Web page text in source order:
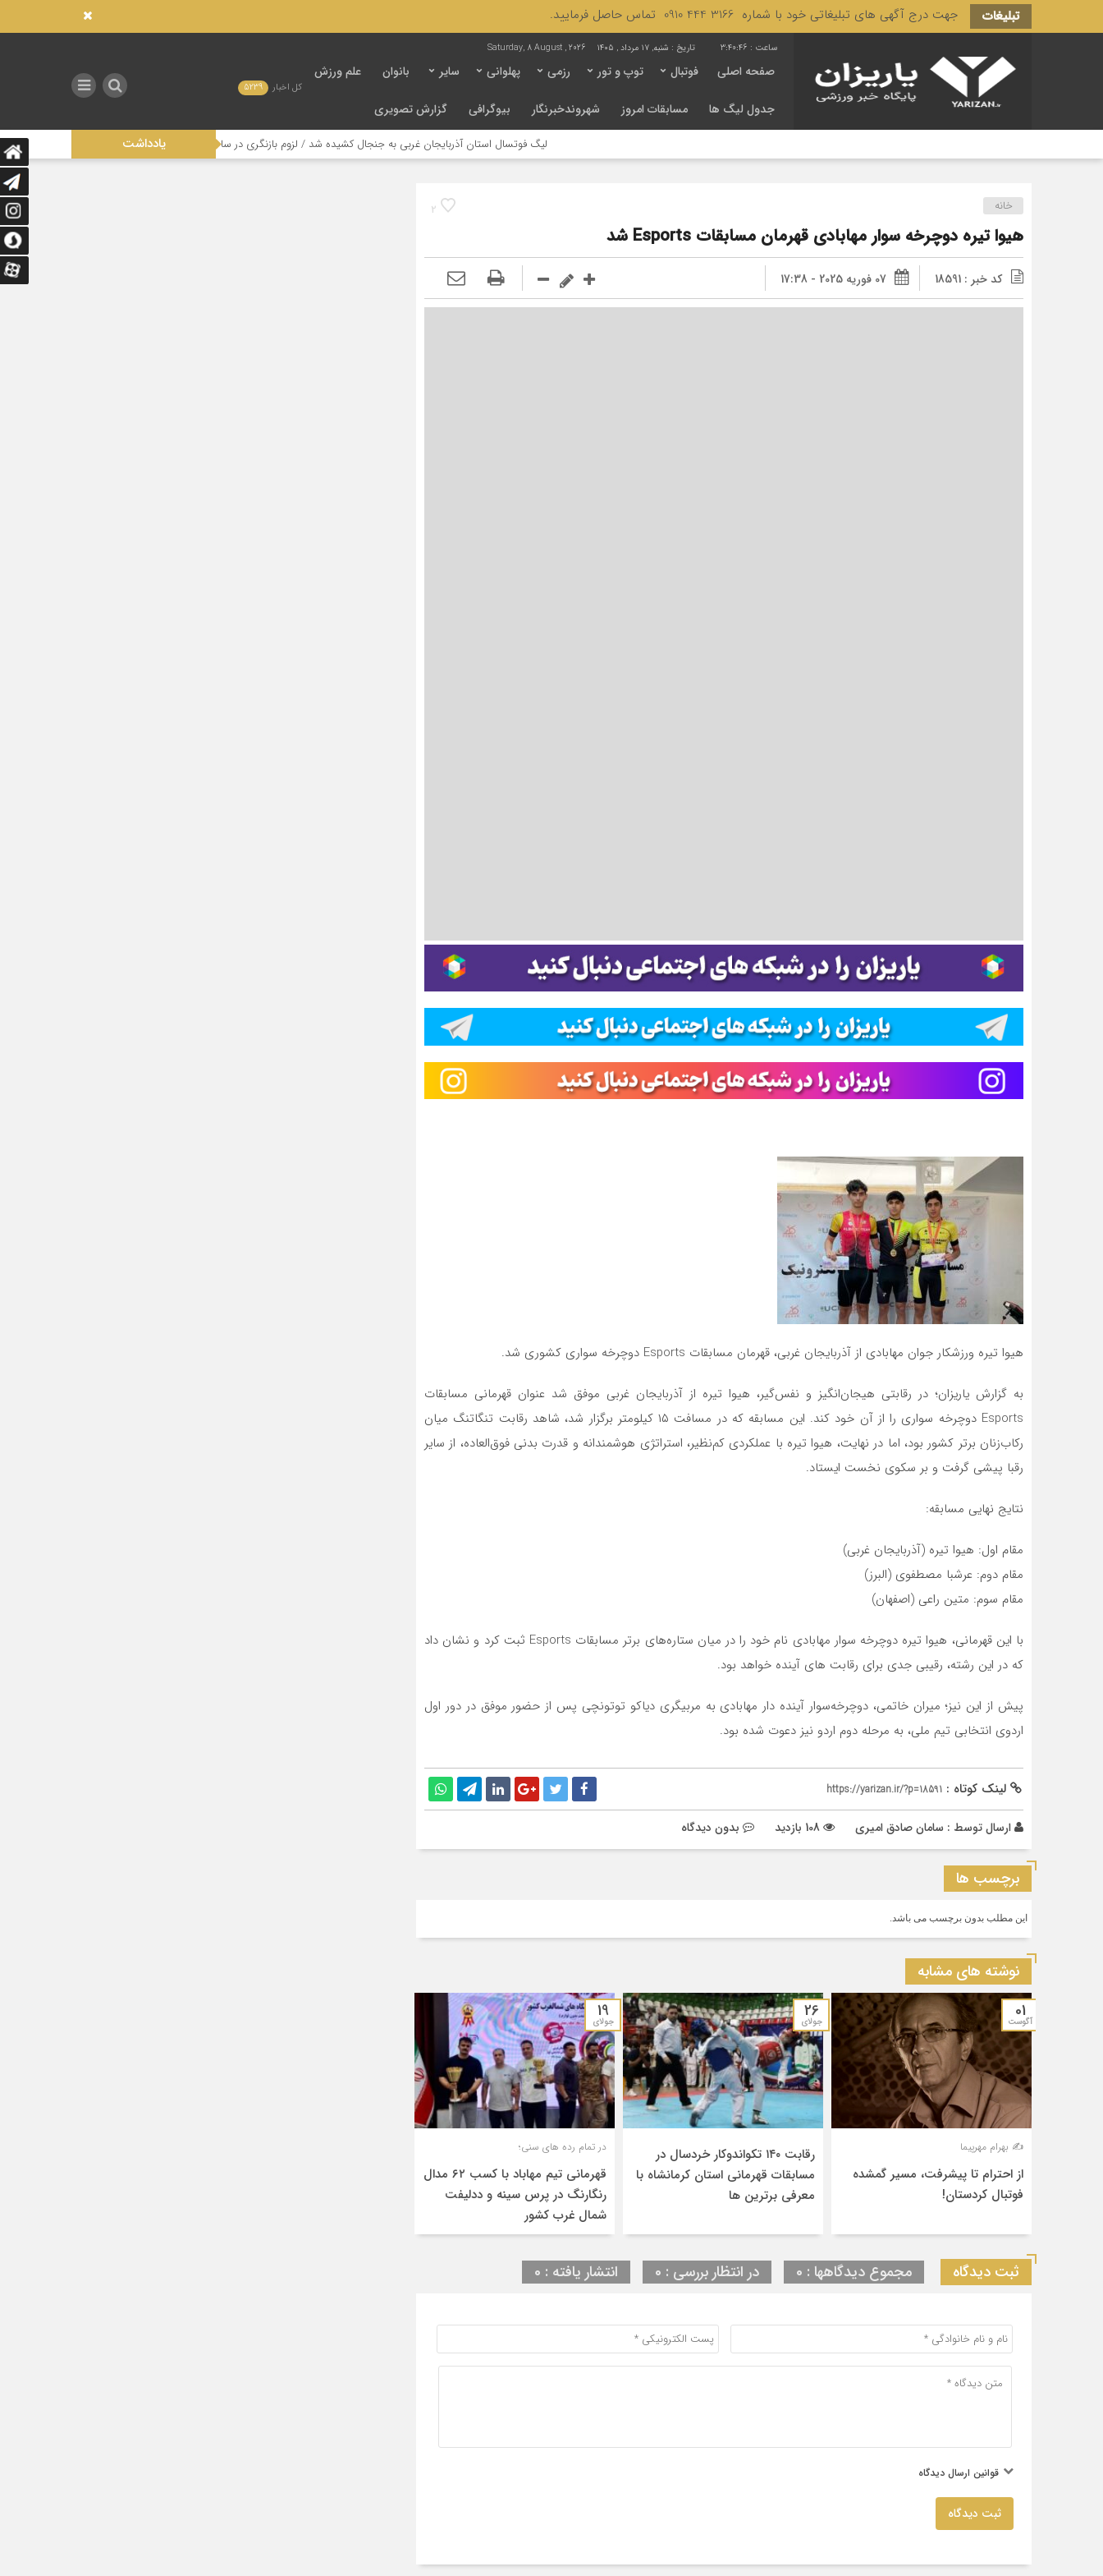
تبلیغات جهت درج آگهی های تبلیغاتی خود با شماره 3166 444 0910 تماس حاصل فرمایید.
3:40:47 تاریخ : شنبه, ۱۷ مرداد , ۱۴۰۵ Saturday, 8 August , 2026
صفحه اصلی فوتبال توپ و تور رزمی پهلوانی سایر بانوان علم ورزش
جدول لیگ ها مسابقات امروز شهروندخبرنگار بیوگرافی گزارش تصویری
کل اخبار 5239
یادداشت لیگ فوتسال استان آذربایجان غربی به جنجال کشیده شد / لزوم بازنگری در ساختار مدیریتی این رشته تاثیر عدالت در توزیع امکانات
2 خانه
هیوا تیره دوچرخه سوار مهابادی قهرمان مسابقات Esports شد
کد خبر : 18591 07 فوریه 2025 - 17:38
هیوا تیره ورزشکار جوان مهابادی از آذربایجان غربی، قهرمان مسابقات Esports دوچرخه سواری کشوری شد.
به گزارش یاریزان؛ در رقابتی هیجان‌انگیز و نفس‌گیر، هیوا تیره از آذربایجان غربی موفق شد عنوان قهرمانی مسابقات
Esports دوچرخه سواری را از آن خود کند. این مسابقه که در مسافت ۱۵ کیلومتر برگزار شد، شاهد رقابت تنگاتنگ میان
رکاب‌زنان برتر کشور بود، اما در نهایت، هیوا تیره با عملکردی کم‌نظیر، استراتژی هوشمندانه و قدرت بدنی فوق‌العاده، از سایر
رقبا پیشی گرفت و بر سکوی نخست ایستاد.
نتایج نهایی مسابقه:
مقام اول: هیوا تیره (آذربایجان غربی)
مقام دوم: عرشبا مصطفوی (البرز)
مقام سوم: متین راعی (اصفهان)
با این قهرمانی، هیوا تیره دوچرخه سوار مهابادی نام خود را در میان ستاره‌های برتر مسابقات Esports ثبت کرد و نشان داد
که در این رشته، رقیبی جدی برای رقابت های آینده خواهد بود.
پیش از این نیز؛ میران خاتمی، دوچرخەسوار آینده دار مهابادی به مربیگری دیاکو توتونچی پس از حضور موفق در دور اول
اردوی انتخابی تیم ملی، به مرحلە دوم اردو نیز دعوت شده بود.
لینک کوتاه : https://yarizan.ir/?p=18591
ارسال توسط : سامان صادق امیری بدون دیدگاه
برچسب ها
این مطلب بدون برچسب می باشد.
نوشته های مشابه
01
آگوست
✍️ بهرام مهرپیما
از احترام تا پیشرفت، مسیر گمشده
فوتبال کردستان!
26
جولای
رقابت ۱۴۰ تکواندوکار خردسال در
مسابقات قهرمانی استان کرمانشاه با
معرفی برترین‌ ها
19
جولای
در تمام رده های سنی؛
قهرمانی تیم مهاباد با کسب ۶۲ مدال
رنگارنگ در پرس سینه و ددلیفت
شمال غرب کشور
ثبت دیدگاه مجموع دیدگاهها : 0 در انتظار بررسی : 0 انتشار یافته : 0
قوانین ارسال دیدگاه
ثبت دیدگاه